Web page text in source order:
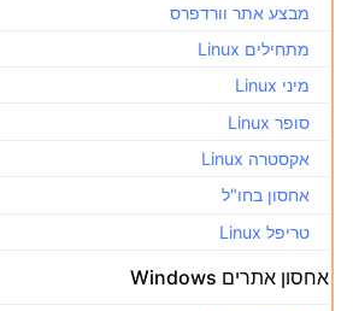
מבצע אתר וורדפרס
מתחילים Linux
מיני Linux
סופר Linux
אקסטרה Linux
אחסון בחו"ל
טריפל Linux
אחסון אתרים Windows